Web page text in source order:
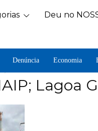
Deu no
Denúncia Economia
Lagoa